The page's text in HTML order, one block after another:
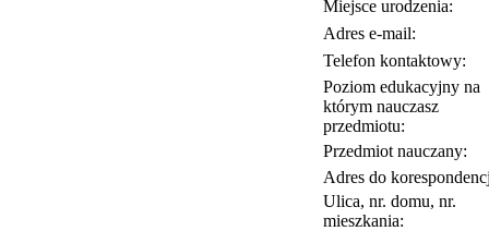
Miejsce urodzenia:
Adres e-mail:
Telefon kontaktowy:
Poziom edukacyjny na
którym nauczasz
przedmiotu:
Przedmiot nauczany:
Adres do
Ulica, nr. domu, nr.
mieszkania: